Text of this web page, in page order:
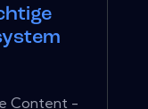
Content -